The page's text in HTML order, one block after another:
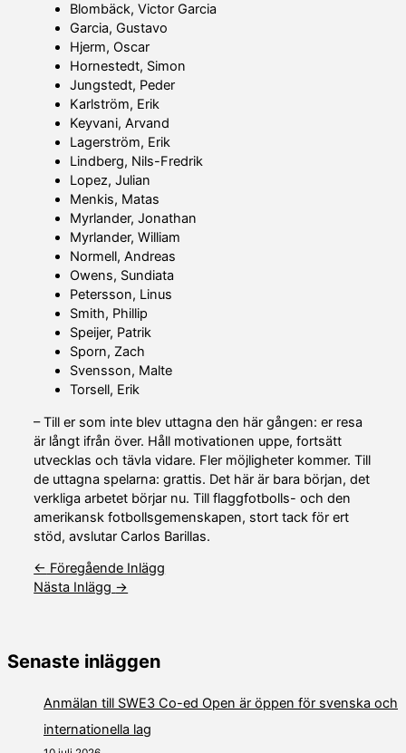
Blombäck, Victor Garcia
Garcia, Gustavo
Hjerm, Oscar
Hornestedt, Simon
Jungstedt, Peder
Karlström, Erik
Keyvani, Arvand
Lagerström, Erik
Lindberg, Nils-Fredrik
Lopez, Julian
Menkis, Matas
Myrlander, Jonathan
Myrlander, William
Normell, Andreas
Owens, Sundiata
Petersson, Linus
Smith, Phillip
Speijer, Patrik
Sporn, Zach
Svensson, Malte
Torsell, Erik
– Till er som inte blev uttagna den här gången: er resa
är långt ifrån över. Håll motivationen uppe, fortsätt
utvecklas och tävla vidare. Fler möjligheter kommer. Till
de uttagna spelarna: grattis. Det här är bara början, det
verkliga arbetet börjar nu. Till flaggfotbolls- och den
amerikansk fotbollsgemenskapen, stort tack för ert
stöd, avslutar Carlos Barillas.
← Föregående Inlägg
Nästa Inlägg →
Senaste inläggen
Anmälan till SWE3 Co-ed Open är öppen för svenska och
internationella lag